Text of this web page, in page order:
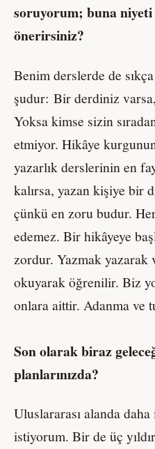
soruyorum; buna
önerirsiniz?
Benim derslerde de
şudur: Bir derdiniz
Yoksa kimse sizin
etmiyor. Hikâye
yazarlık derslerinin en
kalırsa, yazan kişiye bir
çünkü en zoru budur.
edemez. Bir hikâyeye
zordur. Yazmak
okuyarak öğrenilir. Biz
onlara aittir. Adanma ve
Son olarak biraz
planlarınızda?
Uluslararası alanda
istiyorum. Bir de üç